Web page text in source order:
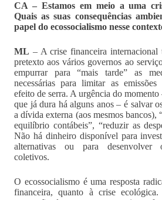
CA – Estamos em meio a uma
Quais as suas consequências
papel do ecossocialismo nesse
ML – A crise financeira internacional
pretexto aos vários governos ao
empurrar para “mais tarde” as
necessárias para limitar as
efeito de serra. A urgência do
que já dura há alguns anos – é salvar
a dívida externa (aos mesmos bancos),
equilíbrio contábeis”, “reduzir as
Não há dinheiro disponível para
alternativas ou para desenvolver
coletivos.
O ecossocialismo é uma resposta
financeira, quanto à crise